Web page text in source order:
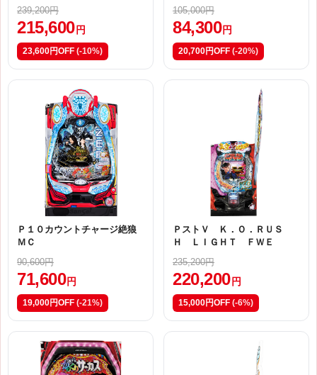
239,200円
215,600 円
23,600円OFF (-10%)
105,000円
84,300 円
20,700円OFF (-20%)
Ｐ１０カウントチャージ絶狼
ＭＣ
90,600円
71,600 円
19,000円OFF (-21%)
ＰストＶ Ｋ．Ｏ．ＲＵＳ
Ｈ ＬＩＧＨＴ ＦＷＥ
235,200円
220,200 円
15,000円OFF (-6%)